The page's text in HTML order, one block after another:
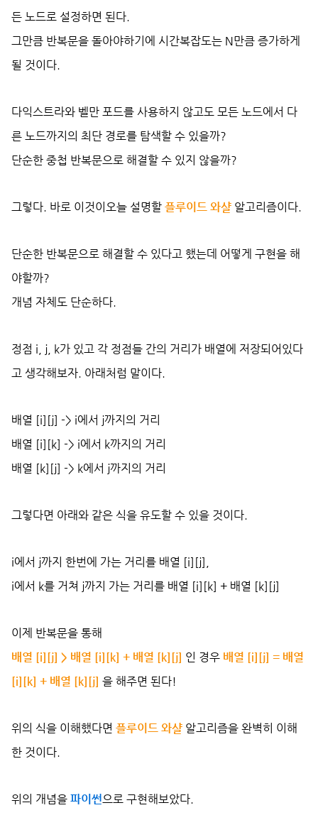
든 노드로 설정하면 된다.
그만큼 반복문을 돌아야하기에 시간복잡도는 N만큼 증가하게
될 것이다.
다익스트라와 벨만 포드를 사용하지 않고도 모든 노드에서 다
른 노드까지의 최단 경로를 탐색할 수 있을까?
단순한 중첩 반복문으로 해결할 수 있지 않을까?
그렇다. 바로 이것이오늘 설명할 플루이드 와샬 알고리즘이다.
단순한 반복문으로 해결할 수 있다고 했는데 어떻게 구현을 해
야할까?
개념 자체도 단순하다.
정점 i, j, k가 있고 각 정점들 간의 거리가 배열에 저장되어있다
고 생각해보자. 아래처럼 말이다.
배열 [i][j] -> i에서 j까지의 거리
배열 [i][k] -> i에서 k까지의 거리
배열 [k][j] -> k에서 j까지의 거리
그렇다면 아래와 같은 식을 유도할 수 있을 것이다.
i에서 j까지 한번에 가는 거리를 배열 [i][j],
i에서 k를 거쳐 j까지 가는 거리를 배열 [i][k] + 배열 [k][j]
이제 반복문을 통해
배열 [i][j] > 배열 [i][k] + 배열 [k][j] 인 경우 배열 [i][j] = 배열
[i][k] + 배열 [k][j] 을 해주면 된다!
위의 식을 이해했다면 플루이드 와샬 알고리즘을 완벽히 이해
한 것이다.
위의 개념을 파이썬으로 구현해보았다.